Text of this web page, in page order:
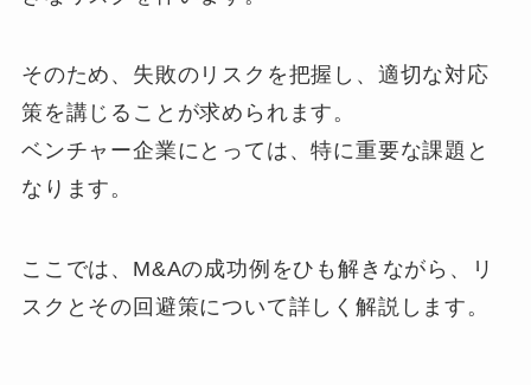
そのため、失敗のリスクを把握し、適切な対応
策を講じることが求められます。
ベンチャー企業にとっては、特に重要な課題と
なります。
ここでは、M&Aの成功例をひも解きながら、リ
スクとその回避策について詳しく解説します。